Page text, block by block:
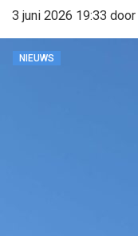
3 juni 2026 19:33 door
NIEUWS